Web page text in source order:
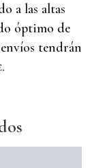
a las altas
óptimo de
tendrán